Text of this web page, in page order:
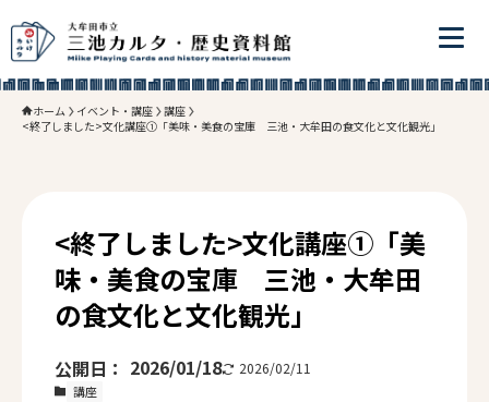
ホーム イベント・講座
講座
<終了しました>文化講座①「美味・美食の宝庫　三池・大牟田の食文化と文化観光」
<終了しました>文化講座①「美
味・美食の宝庫 三池・大牟田
の食文化と文化観光」
講座
2026/01/18 2026/02/11